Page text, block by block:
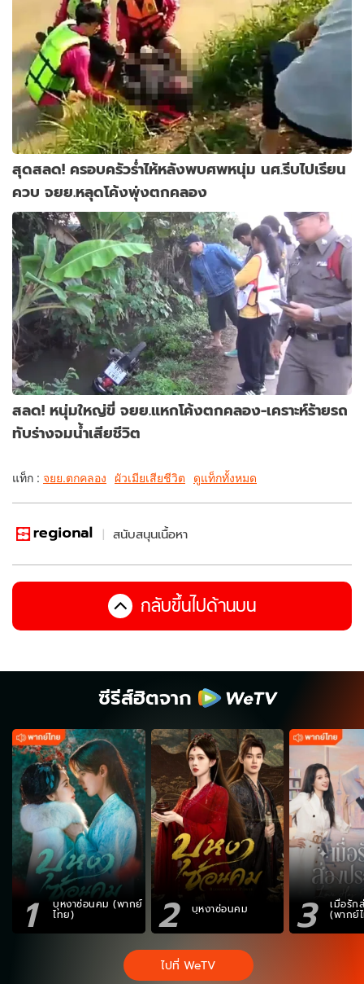
สุดสลด! ครอบครัวร่ำไห้หลังพบศพหนุ่ม นศ.รีบไปเรียน
ควบ จยย.หลุดโค้งพุ่งตกคลอง
สลด! หนุ่มใหญ่ขี่ จยย.แหกโค้งตกคลอง-เคราะห์ร้ายรถ
ทับร่างจมน้ำเสียชีวิต
แท็ก : จยย.ตกคลอง ผัวเมียเสียชีวิต ดูแท็กทั้งหมด
สนับสนุนเนื้อหา
กลับขึ้นไปด้านบน
ซีรีส์ฮิตจาก
1 บุหงาซ่อนคม (พากย์
ไทย) 2 บุหงาซ่อนคม 3 เมื่อรัก
(พากย์
ไปที่ WeTV